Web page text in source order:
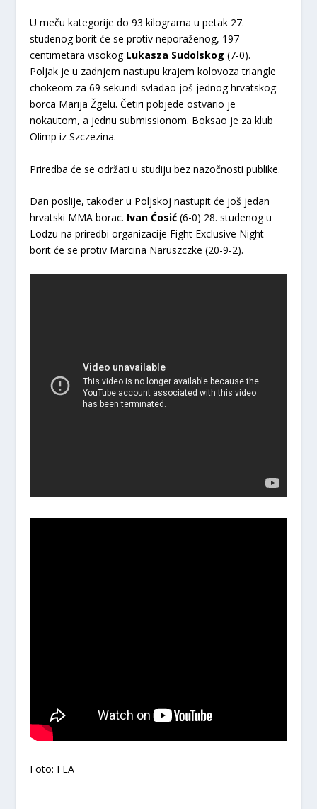
U meču kategorije do 93 kilograma u petak 27.
studenog borit će se protiv neporaženog, 197
centimetara visokog Lukasza Sudolskog (7-0).
Poljak je u zadnjem nastupu krajem kolovoza triangle
chokeom za 69 sekundi svladao još jednog hrvatskog
borca Marija Žgelu. Četiri pobjede ostvario je
nokautom, a jednu submissionom. Boksao je za klub
Olimp iz Szczezina.
Priredba će se održati u studiju bez nazočnosti publike.
Dan poslije, također u Poljskoj nastupit će još jedan
hrvatski MMA borac. Ivan Ćosić (6-0) 28. studenog u
Lodzu na priredbi organizacije Fight Exclusive Night
borit će se protiv Marcina Naruszczke (20-9-2).
Foto: FEA